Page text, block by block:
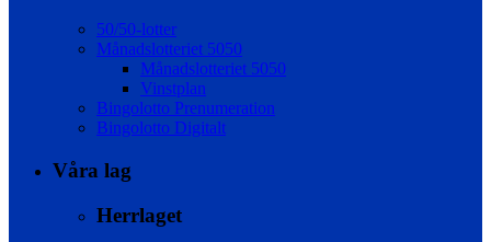
50/50-lotter
Månadslotteriet 5050
Månadslotteriet 5050
Vinstplan
Bingolotto Prenumeration
Bingolotto Digitalt
Våra lag
Herrlaget